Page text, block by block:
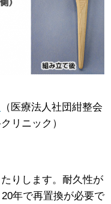
（医療法人社団紺整会
リニック）
りします。耐久性が
年で再置換が必要で